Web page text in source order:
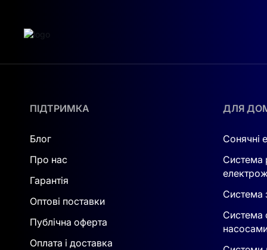
Наша команда професіоналів завжди готова
рішення для вашого будинку чи бізнесу.
ПІДТРИМКА
Блог
Про нас
Гарантія
Оптові поставки
Публічна оферта
Оплата і доставка
ДЛЯ
Сонячні
Система
Система
Система